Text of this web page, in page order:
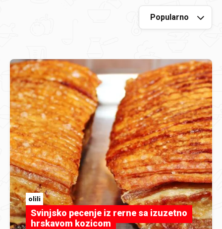
olili
Svinjsko pecenje iz rerne sa izuzetno
hrskavom kozicom